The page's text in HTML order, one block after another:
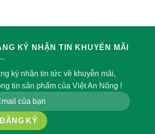
KÝ NHẬN TIN KHUYẾN MÃI
ký nhận tin tức về khuyễn mãi,
tin sản phẩm của Việt An Nông !